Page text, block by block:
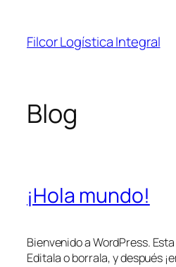
contenido
Filcor Logística Integral
Blog
¡Hola mundo!
Bienvenido a WordPress.
Editala o borrala, y después